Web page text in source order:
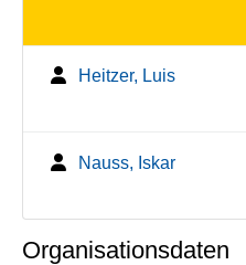
Heitzer, Luis
Nauss, Iskar
Organisationsdaten